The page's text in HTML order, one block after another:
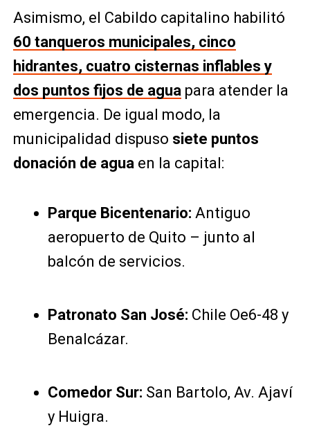
Asimismo, el Cabildo capitalino habilitó
60 tanqueros municipales, cinco
hidrantes, cuatro cisternas inflables y
dos puntos fijos de aguapara atender la
emergencia. De igual modo, la
municipalidad dispuso siete puntos
donación de aguaen la capital:
Parque Bicentenario: Antiguo
aeropuerto de Quito – junto al
balcón de servicios.
Patronato San José: Chile Oe6-48 y
Benalcázar.
Comedor Sur: San Bartolo, Av. Ajaví
y Huigra.